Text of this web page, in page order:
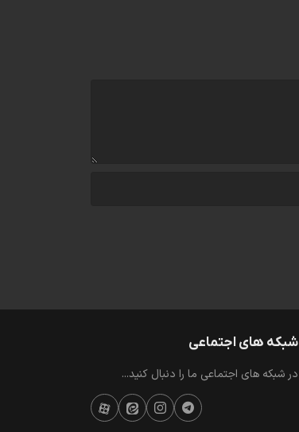
شبکه های اجتماعی
در شبکه های اجتماعی ما را دنبال کنید...